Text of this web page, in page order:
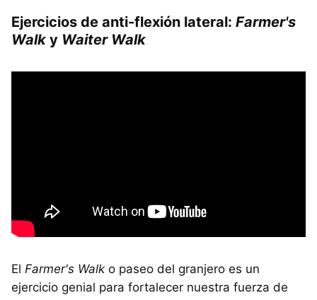
Ejercicios de anti-flexión lateral: Farmer's
Walk y Waiter Walk
El Farmer's Walk o paseo del granjero es un
ejercicio genial para fortalecer nuestra fuerza de